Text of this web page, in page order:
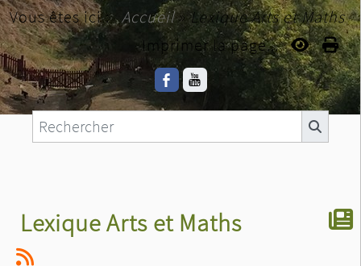
Vous êtes ici :Accueil»Lexique Arts et Maths
Imprimer la page...
Lexique Arts et Maths